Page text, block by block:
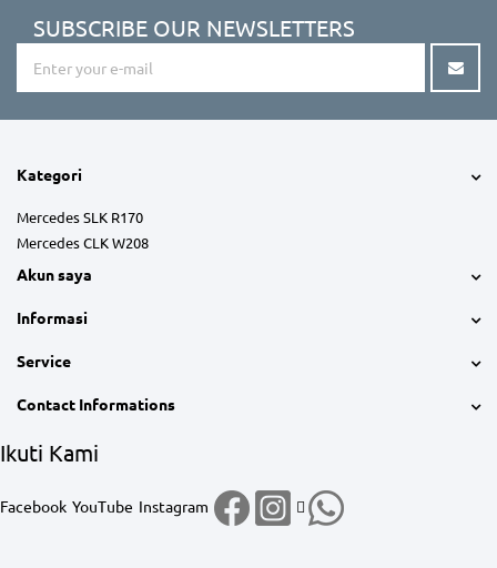
SUBSCRIBE OUR NEWSLETTERS
Kategori
Mercedes SLK R170
Mercedes CLK W208
Akun saya
Informasi
Service
Contact Informations
Ikuti Kami
Facebook YouTube Instagram